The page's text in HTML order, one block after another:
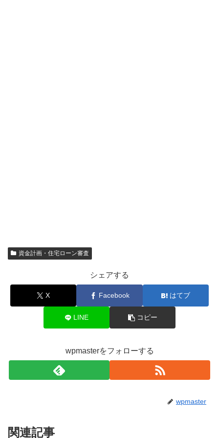
資金計画・住宅ローン審査
シェアする
X Facebook はてブ
LINE コピー
wpmasterをフォローする
wpmaster
関連記事